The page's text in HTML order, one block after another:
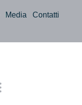
Media Contatti